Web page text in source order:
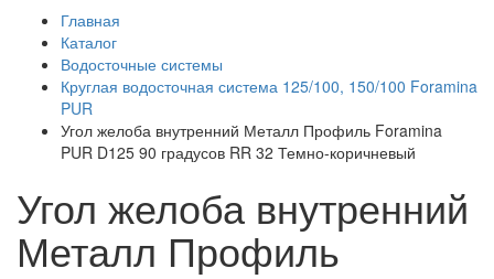
Главная
Каталог
Водосточные системы
Круглая водосточная система 125/100, 150/100 Foramina
PUR
Угол желоба внутренний Металл Профиль Foramina
PUR D125 90 градусов RR 32 Темно-коричневый
Угол желоба внутренний
Металл Профиль